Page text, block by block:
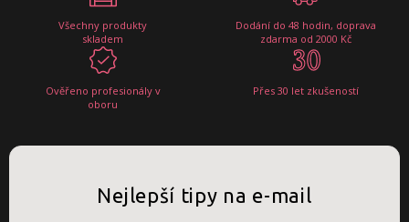
Všechny produkty
skladem
Dodání do 48 hodin, doprava
zdarma od 2000 Kč
Ověřeno profesionály v
oboru
Přes 30 let zkušeností
Nejlepší tipy na e-mail